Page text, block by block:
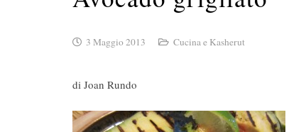
3 Maggio 2013 Cucina e Kasherut
di Joan Rundo